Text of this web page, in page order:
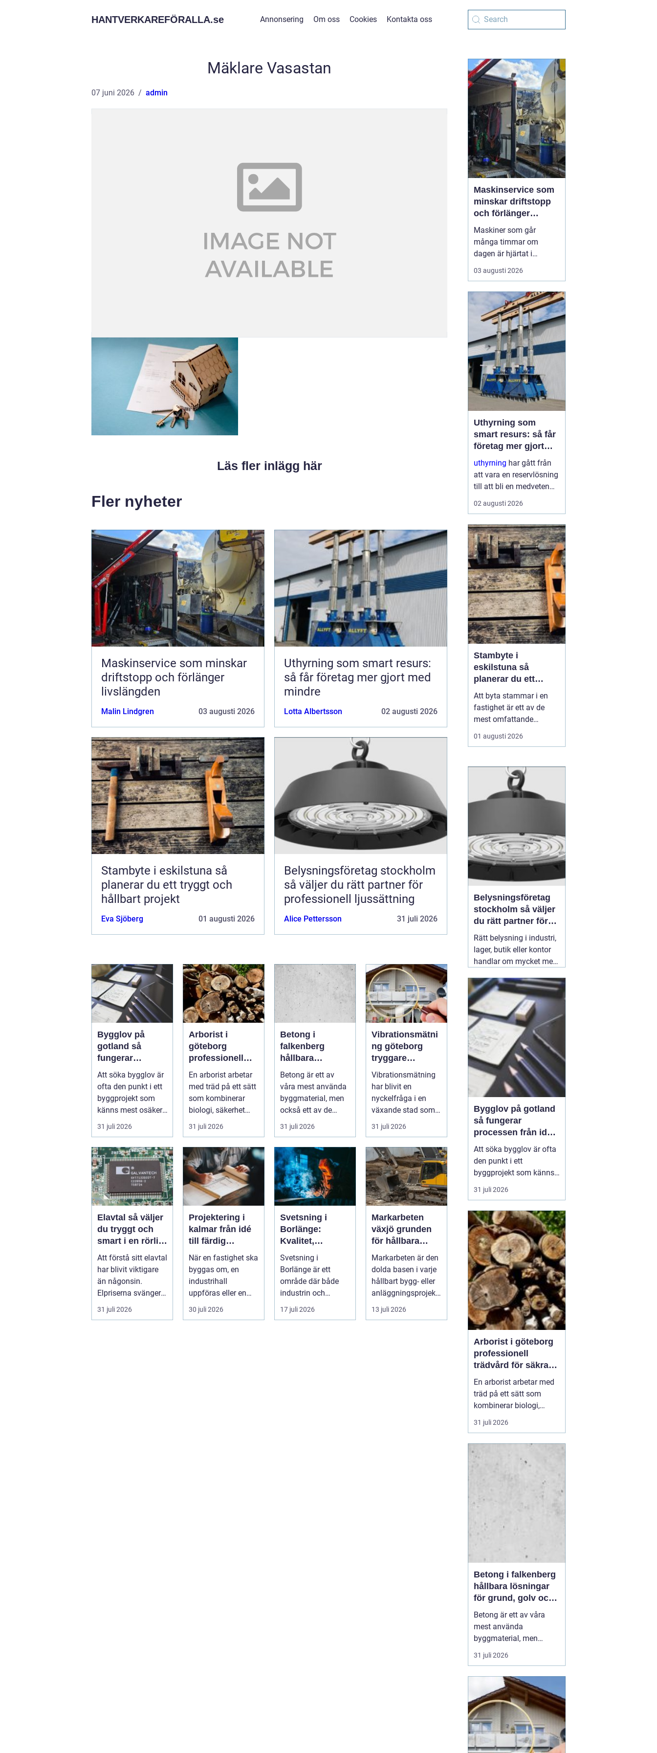
HANTVERKAREFÖRALLA.se Annonsering Om oss Cookies Kontakta oss
Mäklare Vasastan
07 juni 2026 admin
Läs fler inlägg här
Fler nyheter
Maskinservice som minskar
driftstopp och förlänger
livslängden
Malin Lindgren 03 augusti 2026
Uthyrning som smart resurs:
så får företag mer gjort med
mindre
Lotta Albertsson 02 augusti 2026
Stambyte i eskilstuna så
planerar du ett tryggt och
hållbart projekt
Eva Sjöberg 01 augusti 2026
Belysningsföretag stockholm
så väljer du rätt partner för
professionell ljussättning
Alice Pettersson 31 juli 2026
Bygglov på
gotland så
fungerar
processen från
idé till godkänt
beslut
Att söka bygglov är
ofta den punkt i ett
byggprojekt som
känns mest osäker.
Frågorna hopar sig:
vilk...
31 juli 2026
Arborist i
göteborg
professionell
trädvård för
säkra och friska
En arborist arbetar
med träd på ett sätt
som kombinerar
biologi, säkerhet
och hantverk. I en
stad so...
31 juli 2026
Betong i
falkenberg
hållbara
lösningar för
grund, golv och
utemiljö
Betong är ett av
våra mest använda
byggmaterial, men
också ett av de
mest
missförstådda.
Många tänke...
31 juli 2026
Vibrationsmätni
ng göteborg
tryggare
markarbeten i
tät stadsmiljö
Vibrationsmätning
har blivit en
nyckelfråga i en
växande stad som
Göteborg. När nya
bostäder, broar,...
31 juli 2026
Elavtal så väljer
du tryggt och
smart i en rörlig
elmarknad
Att förstå sitt elavtal
har blivit viktigare
än någonsin.
Elpriserna svänger
snabbt, nya typer av
av...
31 juli 2026
Projektering i
kalmar från idé
till färdig
lösning
När en fastighet ska
byggas om, en
industrihall
uppföras eller en
lantbruksanläggnin
g moderniseras ä...
30 juli 2026
Svetsning i
Borlänge:
Kvalitet,
precision och
hållbara
konstruktioner
Svetsning i
Borlänge är ett
område där både
industrin och
mindre verkst&a...
17 juli 2026
Markarbeten
växjö grunden
för hållbara
projekt
Markarbeten är den
dolda basen i varje
hållbart bygg- eller
anläggningsprojekt.
Oavsett om det
gälle...
13 juli 2026
Maskinservice som
minskar driftstopp
och förlänger
livslängden
Maskiner som går
många timmar om
dagen är hjärtat i
entreprenad, skog och
lantbruk. När de stannar,
genomtänkt
maskinservice intebara
en kostnad, utan ett sätt
a...
03 augusti 2026
Uthyrning som
smart resurs: så får
företag mer gjort
med mindre
uthyrning har gått från
att vara en reservlösning
till att bli en medveten
strategi för många
företag. I stället för att
utrustning väljer allt fler
att hyra. Det frigör både
pengar o...
02 augusti 2026
Stambyte i
eskilstuna så
planerar du ett
tryggt och hållbart
projekt
Att byta stammar i en
fastighet är ett av de
mest omfattande
ingreppen som kan
göras i ett hus.
nödvändig åtgärd för att
undvika vattenskador,
fuktproblem och
kostsamma akuta
fastighetsäga...
01 augusti 2026
Belysningsföretag
stockholm så väljer
du rätt partner för
professionell
ljussättning
Rätt belysning i industri,
lager, butik eller kontor
handlar om mycket mer
Ljuset påverkar säkerhet,
energikostnader,
produktivitet och hur en
lokal upplevs varje dag.
När företag i Stockholm
letar
31 juli 2026
Bygglov på gotland
så fungerar
processen från idé
till godkänt beslut
Att söka bygglov är ofta
den punkt i ett
byggprojekt som känns
mest osäker. Frågorna
hopar sig: vilka
länge tar det, vad säger
detaljplanen och hur
påverkas tidsplanen? På
Gotland tillkommer
dessutom särskilda
hänsyn, som kultur...
31 juli 2026
Arborist i göteborg
professionell
trädvård för säkra
och friska träd
En arborist arbetar med
träd på ett sätt som
kombinerar biologi,
säkerhet och hantverk. I
en stad som Göteborg,
med tät bebyggelse,
krävs genomtänkt
trädvård för att både
människor och träd ska
må bra. Många
fastighetsägare, bos...
31 juli 2026
Betong i falkenberg
hållbara lösningar
för grund, golv och
utemiljö
Betong är ett av våra
mest använda
byggmaterial, men
också ett av de mest
missförstådda. Många
ytor, men modern betong
i Falkenberg handlar lika
mycket om design,
precision och långsiktig
funktion. För den som
planerar ny grund...
31 juli 2026